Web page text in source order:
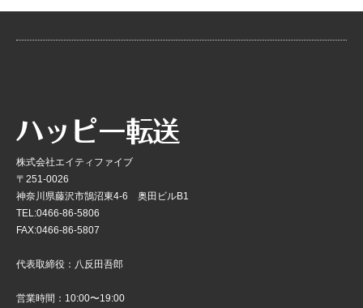
株式会社エイティファイブ
〒251-0026
神奈川県藤沢市鵠沼東4-6 奥田ビルB1
TEL:0466-86-5806
FAX:0466-86-5807
代表取締役：八反田吾郎
営業時間：10:00〜19:00